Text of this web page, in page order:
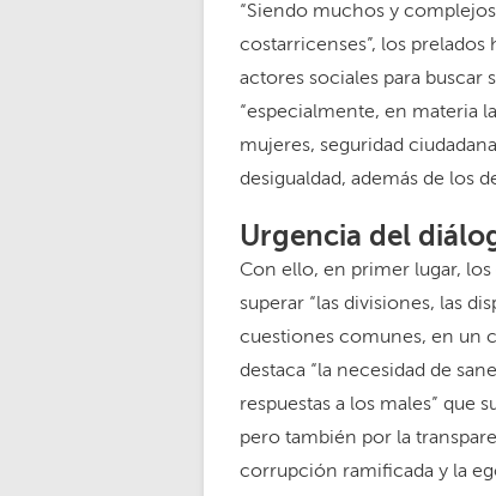
“Siendo muchos y
costarricenses”, los prelados
actores sociales para buscar
“especialmente, en materia
mujeres, seguridad
desigualdad, además de los
Urgencia del
Con ello, en primer lugar,
superar “las divisiones, las
cuestiones comunes, en un
destaca “la necesidad de
respuestas a los males” que
pero también por la
corrupción ramificada y la